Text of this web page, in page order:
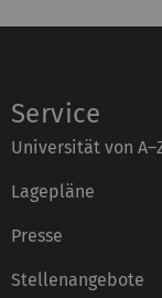
Service
Universität von
Lagepläne
Presse
Stellenangebote